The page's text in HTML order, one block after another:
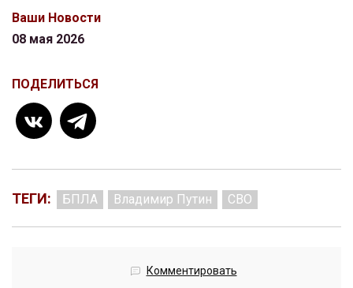
Ваши Новости
08 мая 2026
ПОДЕЛИТЬСЯ
ТЕГИ: БПЛА Владимир Путин СВО
Комментировать